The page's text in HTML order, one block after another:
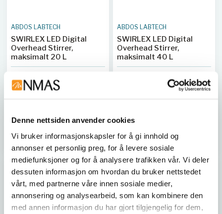
Denne nettsiden anvender cookies
Vi bruker informasjonskapsler for å gi innhold og
annonser et personlig preg, for å levere sosiale
mediefunksjoner og for å analysere trafikken vår. Vi deler
dessuten informasjon om hvordan du bruker nettstedet
vårt, med partnerne våre innen sosiale medier,
annonsering og analysearbeid, som kan kombinere den
med annen informasjon du har gjort tilgjengelig for dem,
ABDOS LABTECH
SWIRLEX LED Digital
Overhead Stirrer,
maksimalt 20 L
display, maksimalt 20 L
Kjøp her
ABDOS LABTECH
SWIRLEX LED Digital
Overhead Stirrer,
maksimalt 40 L
display, maksimalt 40 L
Kjøp her